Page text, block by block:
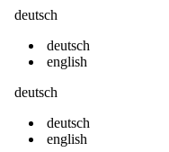
deutsch
deutsch
english
deutsch
deutsch
english